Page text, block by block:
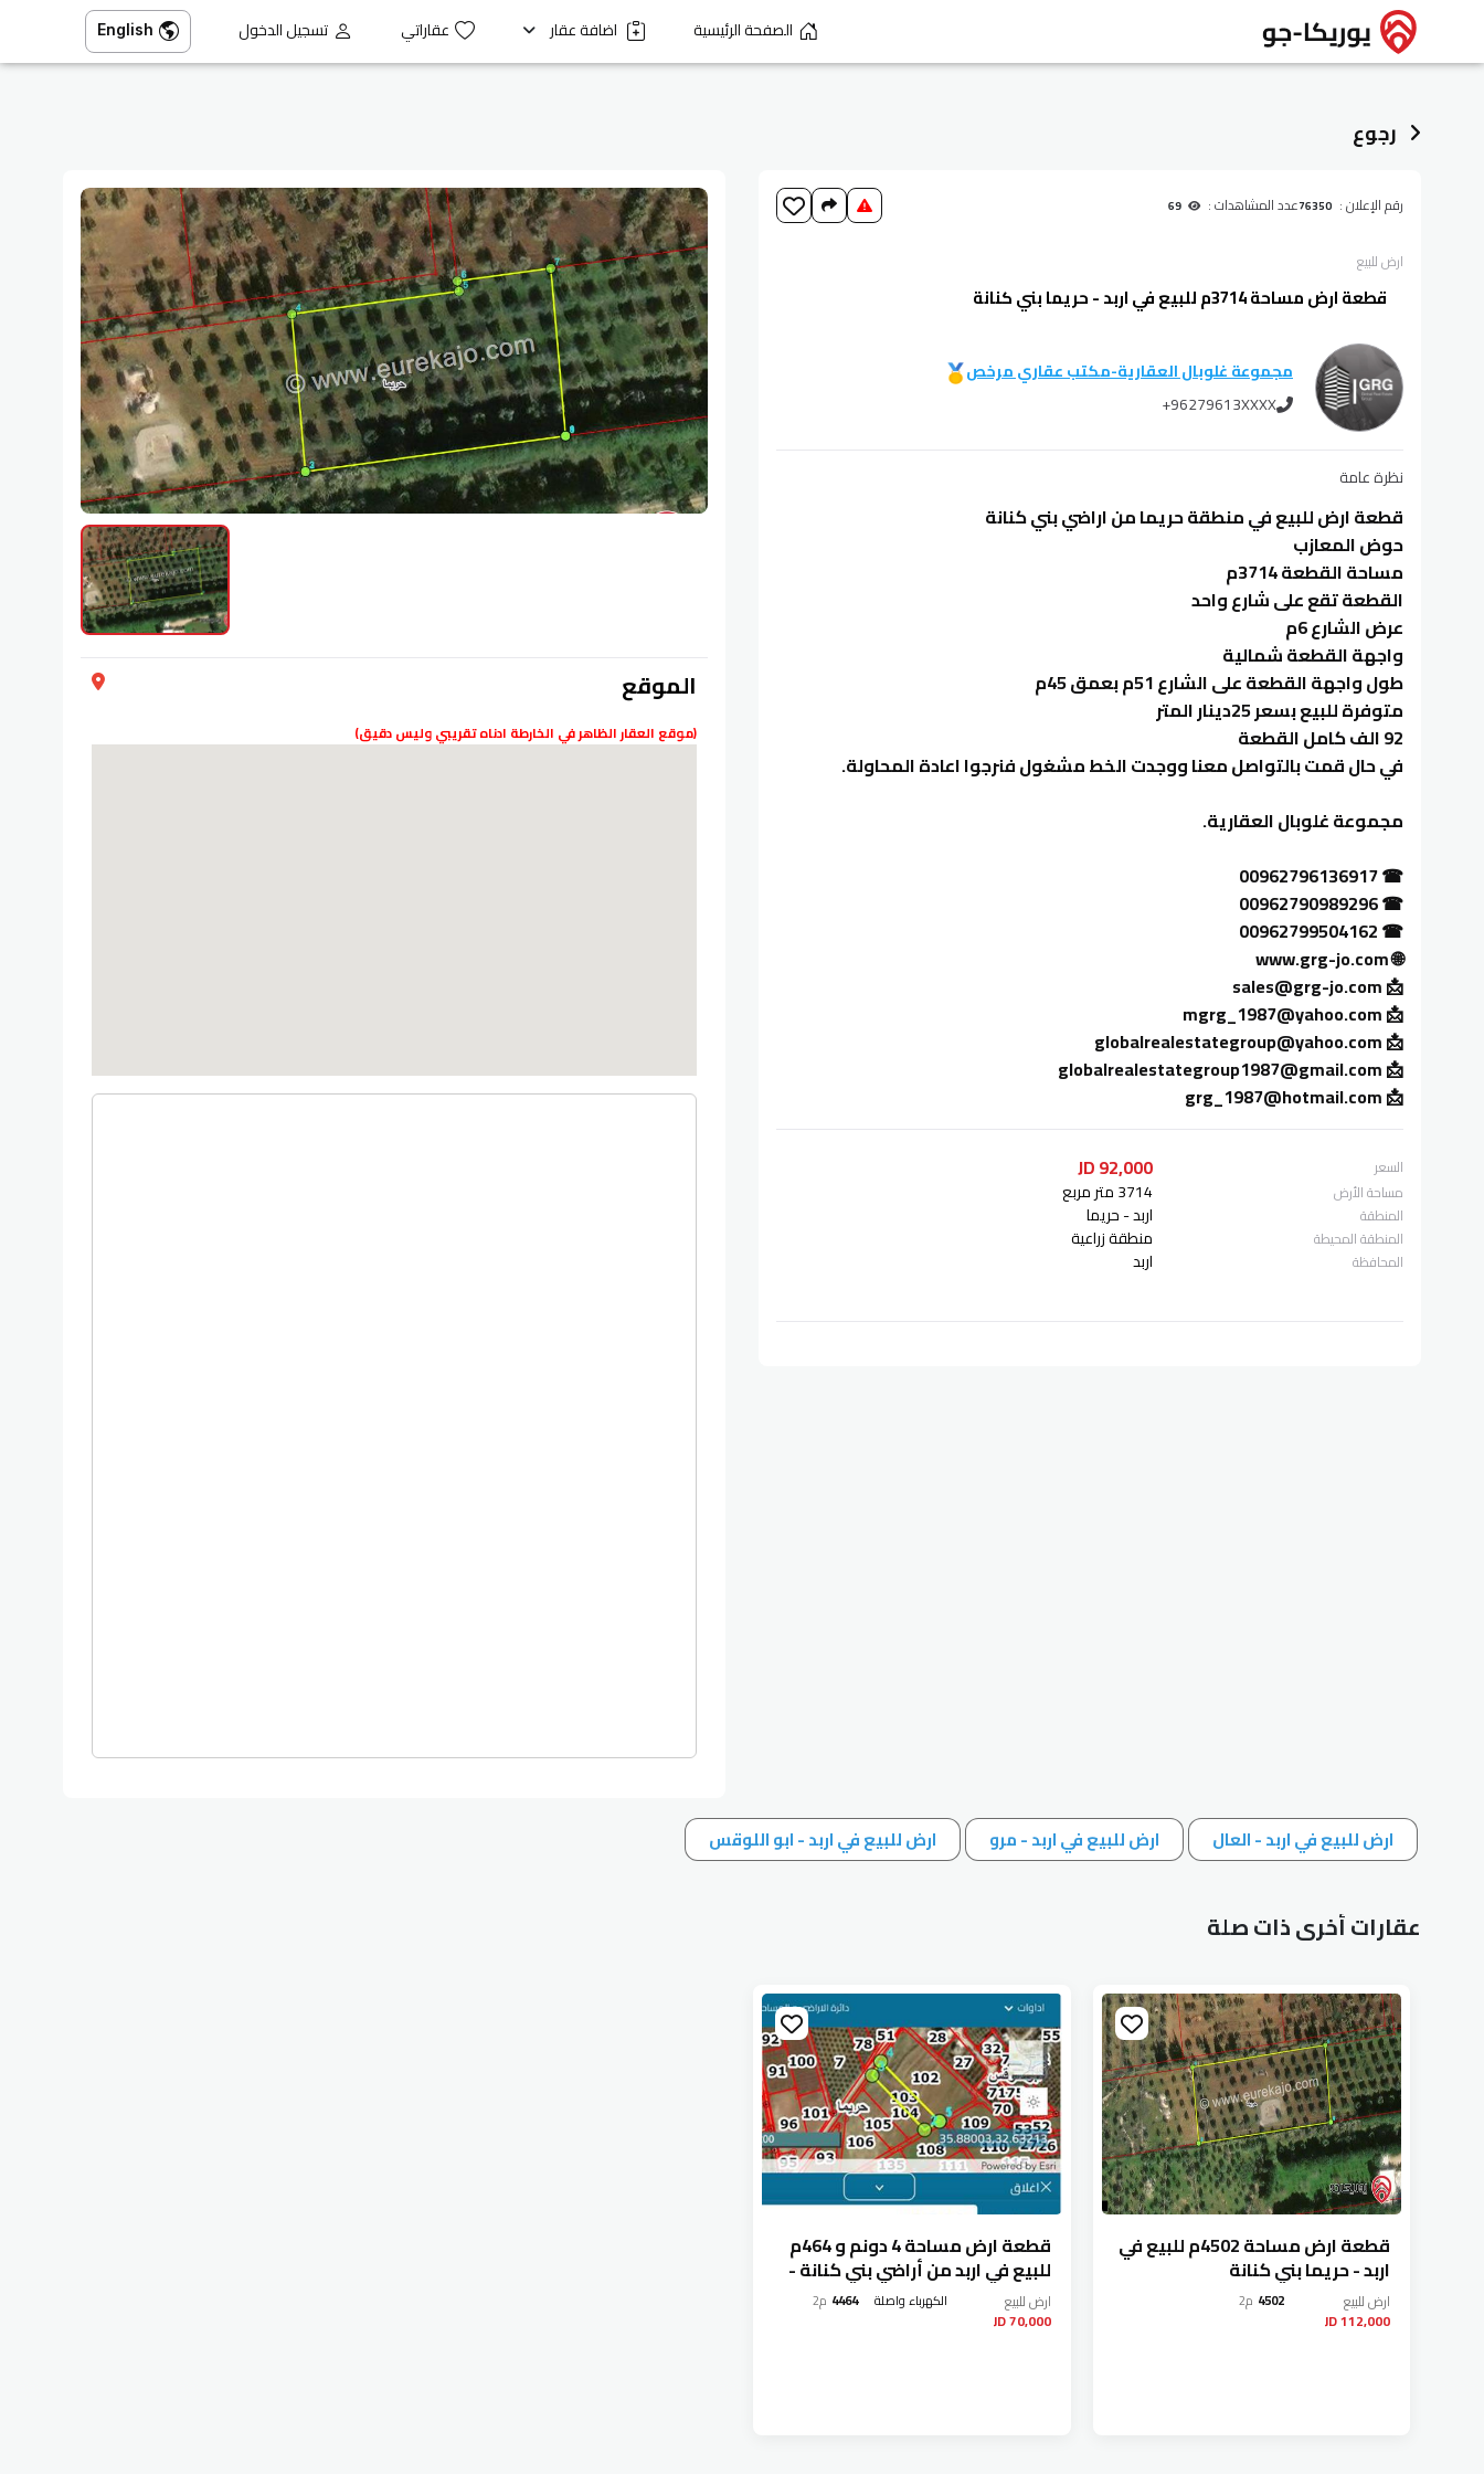
الصفحة الرئيسية اضافة عقار عقاراتي تسجيل الدخول English
رجوع
الموقع
(موقع العقار الظاهر في الخارطة ادناه تقريبي وليس دقيق)
رقم الإعلان : 76350عدد المشاهدات :
ارضللبيع
قطعة ارض مساحة 3714م للبيع في اربد - حريما بني كنانة
مجموعة غلوبال العقارية-مكتب عقاري مرخص
+96279613XXXX
نظرة عامة
قطعة ارض للبيع في منطقة حريما من اراضي بني كنانة
حوض المعازب
مساحة القطعة 3714م
القطعة تقع على شارع واحد
عرض الشارع 6م
واجهة القطعة شمالية
طول واجهة القطعة على الشارع 51م بعمق 45م
متوفرة للبيع بسعر 25دينار المتر
92 الف كامل القطعة
في حال قمت بالتواصل معنا ووجدت الخط مشغول فنرجوا اعادة المحاولة.
مجموعة غلوبال العقارية.
☎ 00962796136917
☎ 00962790989296
☎ 00962799504162
🌐 www.grg-jo.com
‏📩 sales@grg-jo.com
📩 mgrg_1987@yahoo.com
📩 globalrealestategroup@yahoo.com
📩 globalrealestategroup1987@gmail.com
📩 grg_1987@hotmail.com
السعر 92,000 JD
مساحة الأرض 3714 متر مربع
المنطقة اربد - حريما
المنطقة المحيطة منطقة زراعية
المحافظة اربد
ارض للبيع في اربد - العال ارض للبيع في اربد - مرو ارض للبيع في اربد - ابو اللوقس
عقارات أخرى ذات صلة
قطعة ارض مساحة 4502م للبيع في
اربد - حريما بني كنانة
ارضللبيع
112,000 JD
4502 م2
قطعة ارض مساحة 4 دونم و 464م
للبيع في اربد من أراضي بني كنانة -
حريما
ارضللبيع
70,000 JD
الكهرباء واصلة 4464 م2